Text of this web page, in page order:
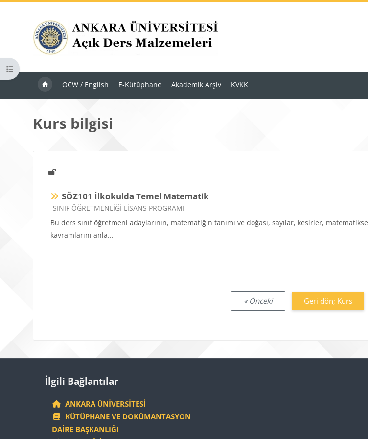
OCW / English E-Kütüphane Akademik Arşiv KVKK
Kurs dizinini aç
Kurs bilgisi
SÖZ101 İlkokulda Temel Matematik
Ders kategorisi
SINIF ÖĞRETMENLİĞİ LİSANS PROGRAMI
Bu ders sınıf öğretmeni adaylarının, matematiğin tanımı ve doğası, sayılar, kesirler,
kavramlarını anla...
« Önceki Geri dön; Kurs
Bloklar
İlgili Bağlantılar
ANKARA ÜNIVERSITESI
KÜTÜPHANE VE DOKÜMANTASYON
DAIRE BAŞKANLIĞI